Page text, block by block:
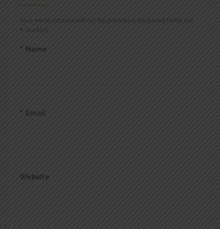
Your email address will not be published. Required fields are
marked
*
Name
*
Email
*
Website